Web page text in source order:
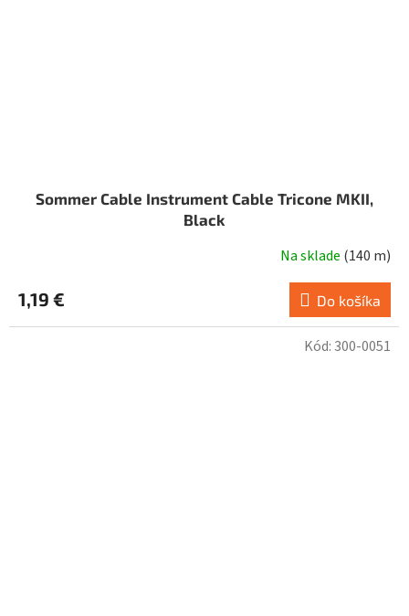
Sommer Cable Instrument Cable Tricone MKII,
Black
Na sklade (140 m)
1,19 € Do košíka
Kód: 300-0051